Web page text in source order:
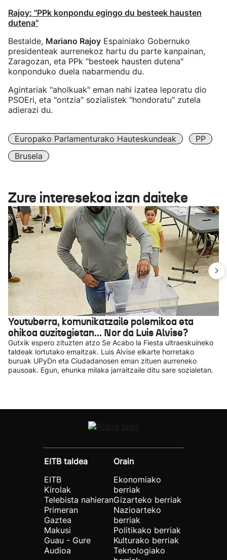
Rajoy: "PPk konpondu egingo du besteek hausten
dutena"
Bestalde, Mariano Rajoy Espainiako Gobernuko
presidenteak aurrenekoz hartu du parte kanpainan,
Zaragozan, eta PPk "besteek hausten dutena"
konponduko duela nabarmendu du.
Agintariak "aholkuak" eman nahi izatea leporatu dio
PSOEri, eta "ontzia" sozialistek "hondoratu" zutela
adierazi du.
Europako Parlamenturako Hauteskundeak
PP
Brusela
Zure interesekoa izan daiteke
Youtuberra, komunikatzaile polemikoa eta
ohikoa auzitegietan... Nor da Luis Alvise?
Gutxik espero zituzten atzo Se Acabo la Fiesta ultraeskuineko
taldeak lortutako emaitzak. Luis Alvise elkarte horretako
buruak UPyDn eta Ciudadanosen eman zituen aurreneko
pausoak. Egun, ehunka milaka jarraitzaile ditu sare sozialetan.
EITB taldea
EITB
Kirolak
Telebista nahieran
Primeran
Gaztea
Makusi
Guau - Gure
Audioa
Orain
Ekonomiako
berriak
Gizarteko berriak
Nazioarteko
berriak
Politikako berriak
Kulturako berriak
Teknologiako